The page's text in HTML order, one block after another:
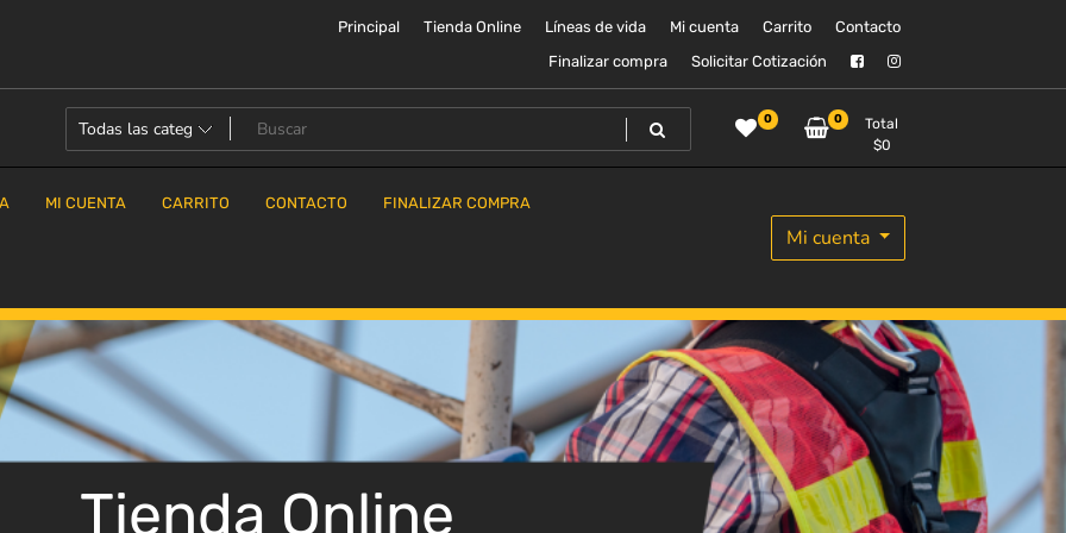
Principal Tienda Online Líneas de vida Mi cuenta Carrito
Contacto
Finalizar compra
Solicitar Cotización
0 0
Total
$0
MI CUENTA CARRITO CONTACTO FINALIZAR COMPRA
Mi cuenta
Tienda Online